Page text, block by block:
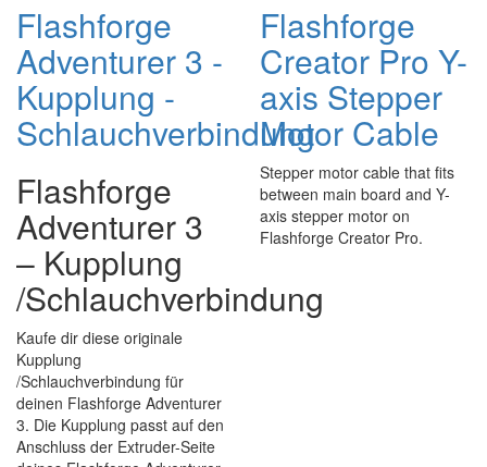
Flashforge
Adventurer 3 -
Kupplung -
Schlauchverbindung
Flashforge
Adventurer 3
– Kupplung
/Schlauchverbindung
Kaufe dir diese originale
Kupplung
/Schlauchverbindung für
deinen Flashforge Adventurer
3. Die Kupplung passt auf den
Anschluss der Extruder-Seite
Flashforge
Creator Pro Y-
axis Stepper
Motor Cable
Stepper motor cable that fits
between main board and Y-
axis stepper motor on
Flashforge Creator Pro.